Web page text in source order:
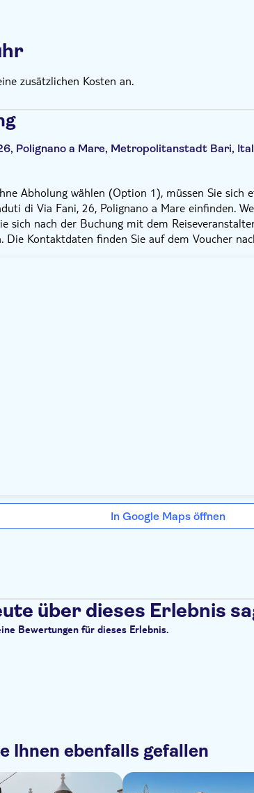
zusätzlichen Kosten an.
Polignano a Mare, Metropolitanstadt Bari,
Abholung wählen (Option 1), müssen Sie
di Via Fani, 26, Polignano a Mare einfinden.
sich nach der Buchung mit dem
Die Kontaktdaten finden Sie auf dem Voucher
In Google Maps öffnen
über dieses Erlebnis
Bewertungen für dieses Erlebnis.
Ihnen ebenfalls gefallen